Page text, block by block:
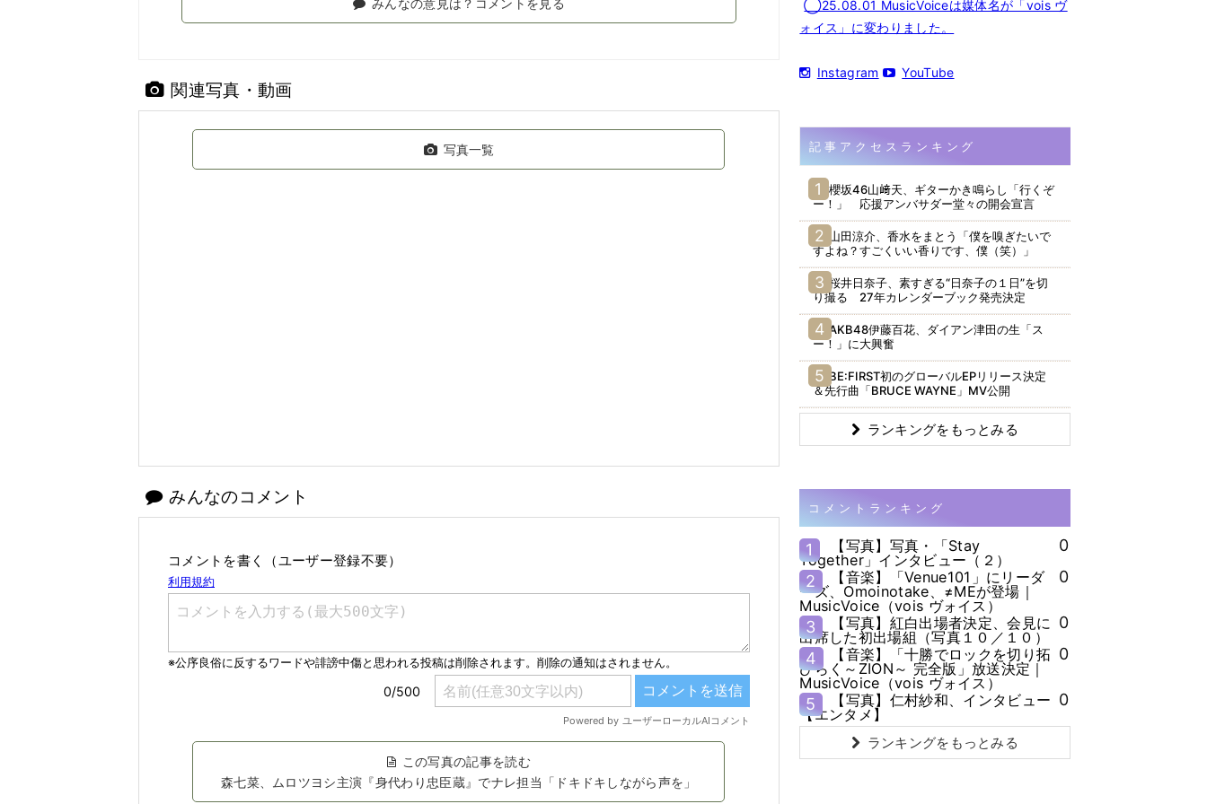
関連写真・動画
写真一覧
みんなのコメント
コメントを書く（ユーザー登録不要）
この写真の記事を読む
森七菜、ムロツヨシ主演『身代わり忠臣蔵』でナレ担当「ドキドキしながら声を」
◯25.08.01 MusicVoiceは媒体名が「vois ヴ
ォイス」に変わりました。
Instagram YouTube
記事アクセスランキング
櫻坂46山﨑天、ギターかき鳴らし「行くぞ
ー！」 応援アンバサダー堂々の開会宣言
山田涼介、香水をまとう「僕を嗅ぎたいで
すよね？すごくいい香りです、僕（笑）」
桜井日奈子、素すぎる“日奈子の１日”を切
り撮る 27年カレンダーブック発売決定
AKB48伊藤百花、ダイアン津田の生「ス
ー！」に大興奮
BE:FIRST初のグローバルEPリリース決定
＆先行曲「BRUCE WAYNE」MV公開
ランキングをもっとみる
コメントランキング
1
【写真】写真・「Stay
Together」インタビュー（２）
0
2
【音楽】「Venue101」にリーダ
ーズ、Omoinotake、≠MEが登場｜
MusicVoice（vois ヴォイス）
0
3
【写真】紅白出場者決定、会見に
出席した初出場組（写真１０／１０）
0
4
【音楽】「十勝でロックを切り拓
ひらく～ZION～ 完全版」放送決定｜
MusicVoice（vois ヴォイス）
0
5
【写真】仁村紗和、インタビュー
【エンタメ】
0
ランキングをもっとみる